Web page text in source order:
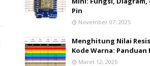
Pin
November 07, 2025
Menghitung Nilai
Kode Warna: Panduan
Maret 12, 2025